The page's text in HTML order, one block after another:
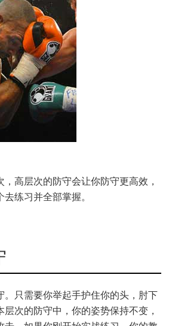
高层次的防守会让你防守更高效，
练习并全部掌握。
。只需要你举起手护住你的头，肘下
次的防守中，你的姿势保持不变，